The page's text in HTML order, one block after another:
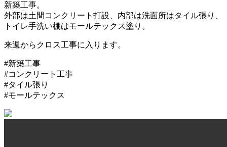
新築工事。
外部は土間コンクリート打設、内部は洗面所はタイル張り、
トイレ手洗い棚はモールテックス塗り。
来週からクロス工事に入ります。
#新築工事
#コンクリート工事
#タイル張り
#モールテックス